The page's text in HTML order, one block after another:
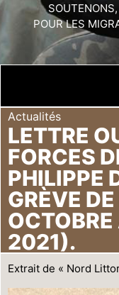
POUR LES
Actualités
LETTRE
FORCES
PHILIPPE
GRÈVE
2021).
Extrait de « Nord